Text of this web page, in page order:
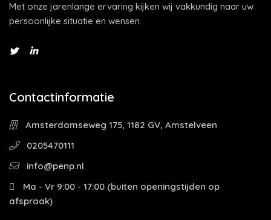
Met onze jarenlange ervaring kijken wij vakkundig naar uw
persoonlijke situatie en wensen.
Contactinformatie
Amsterdamseweg 175, 1182 GV, Amstelveen
0205470111
info@penp.nl
Ma - Vr 9:00 - 17:00 (buiten openingstijden op
afspraak)